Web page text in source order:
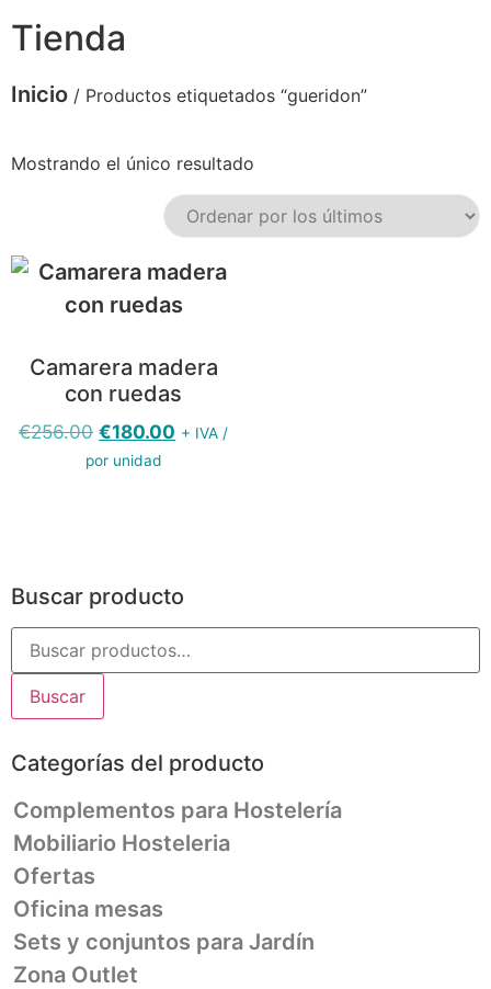
Tienda
Inicio / Productos etiquetados “gueridon”
Buscar producto
Buscar
Categorías del producto
Complementos para Hostelería
Mobiliario Hosteleria
Ofertas
Oficina mesas
Sets y conjuntos para Jardín
Zona Outlet
Mostrando el único resultado
Camarera madera
con ruedas
€256.00 €180.00 + IVA /
por unidad